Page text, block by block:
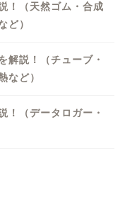
！（天然ゴム・合成
ど）
解説！（チューブ・
など）
！（データロガー・
Python